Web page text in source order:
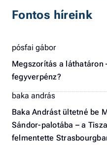
Fontos híreink
pósfai gábor
Megszorítás a láthatáron
fegyverpénz?
baka andrás
Baka Andrást ültetné be
Sándor-palotába – a
felmentette